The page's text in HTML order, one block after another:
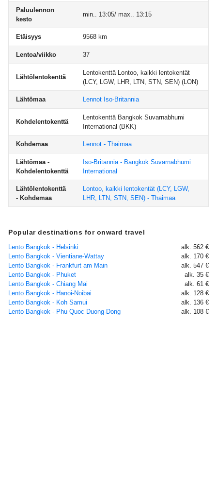
Paluulennon
kesto
min.. 13:05/ max.. 13:15
Etäisyys 9568 km
Lentoa/viikko 37
Lähtölentokenttä
Lentokenttä Lontoo, kaikki lentokentät
(LCY, LGW, LHR, LTN, STN, SEN) (LON)
Lähtömaa Lennot Iso-Britannia
Kohdelentokenttä
Lentokenttä Bangkok Suvarnabhumi
International (BKK)
Kohdemaa Lennot - Thaimaa
Lähtömaa -
Kohdelentokenttä
Iso-Britannia - Bangkok Suvarnabhumi
International
Lähtölentokenttä
- Kohdemaa
Lontoo, kaikki lentokentät (LCY, LGW,
LHR, LTN, STN, SEN) - Thaimaa
Popular destinations for onward travel
Lento Bangkok - Helsinki
alk. 562 €
Lento Bangkok - Vientiane-Wattay
alk. 170 €
Lento Bangkok - Frankfurt am Main
alk. 547 €
Lento Bangkok - Phuket
alk. 35 €
Lento Bangkok - Chiang Mai
alk. 61 €
Lento Bangkok - Hanoi-Noibai
alk. 128 €
Lento Bangkok - Koh Samui
alk. 136 €
Lento Bangkok - Phu Quoc Duong-Dong
alk. 108 €